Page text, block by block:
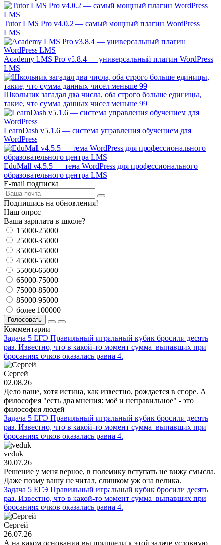
Tutor LMS Pro v4.0.2 — самый мощный плагин WordPress
LMS
Academy LMS Pro v3.8.4 — универсальный плагин WordPress
LMS
Школьник загадал два числа, оба строго больше единицы,
такие, что сумма данных чисел меньше 99
LearnDash v5.1.6 — система управления обучением для
WordPress
EduMall v4.5.5 — тема WordPress для профессионального
образовательного центра LMS
E-mail подписка
Подпишись на обновления!
Наш опрос
Ваша зарплата в школе?
15000-25000
25000-35000
35000-45000
45000-55000
55000-65000
65000-75000
75000-85000
85000-95000
более 100000
Голосовать
Комментарии
Задача 5 ЕГЭ Правильный игральный кубик бросили десять
раз. Известно, что в какой-то момент сумма выпавших при
бросаниях очков оказалась равна 4.
Сергей
02.08.26
Дело ваше, хотя истина, как известно, рождается в споре. А
философия "есть два мнения: моё и неправильное" - это
философия людей
Задача 5 ЕГЭ Правильный игральный кубик бросили десять
раз. Известно, что в какой-то момент сумма выпавших при
бросаниях очков оказалась равна 4.
veduk
30.07.26
Решение у меня верное, в полемику вступать не вижу смысла.
Даже поэму вашу не читал, слишком уж она велика.
Задача 5 ЕГЭ Правильный игральный кубик бросили десять
раз. Известно, что в какой-то момент сумма выпавших при
бросаниях очков оказалась равна 4.
Сергей
26.07.26
А на каком основании вы приплели к этой задаче условную